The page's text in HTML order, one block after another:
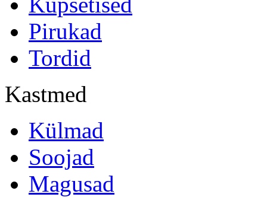
Pirukad
Tordid
Kastmed
Külmad
Soojad
Magusad